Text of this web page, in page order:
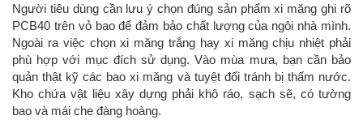
Người tiêu dùng cần lưu ý chọn đúng sản phẩm xi măng ghi rõ
PCB40 trên vỏ bao để đảm bảo chất lượng của ngôi nhà mình.
Ngoài ra việc chọn xi măng trắng hay xi măng chịu nhiệt phải
phù hợp với mục đích sử dụng. Vào mùa mưa, bạn cần bảo
quản thật kỹ các bao xi măng và tuyệt đối tránh bị thấm nước.
Kho chứa vật liệu xây dựng phải khô ráo, sạch sẽ, có tường
bao và mái che đàng hoàng.